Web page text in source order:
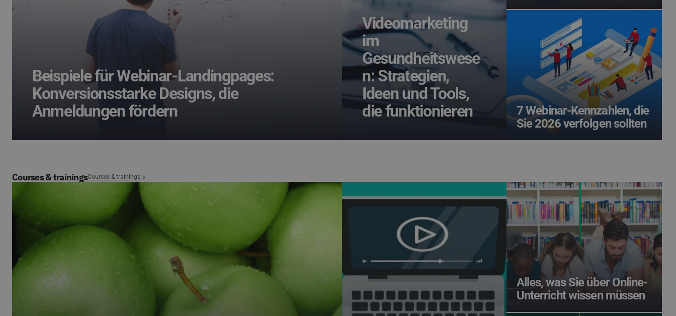
Beispiele für Webinar-Landingpages:
Konversionsstarke Designs, die
Anmeldungen fördern
Videomarketing
im
Gesundheitswese
n: Strategien,
Ideen und Tools,
die funktionieren
7 Webinar-Kennzahlen, die
Sie 2026 verfolgen sollten
Courses & trainingsCourses & trainings
Alles, was Sie über Online-
Unterricht wissen müssen